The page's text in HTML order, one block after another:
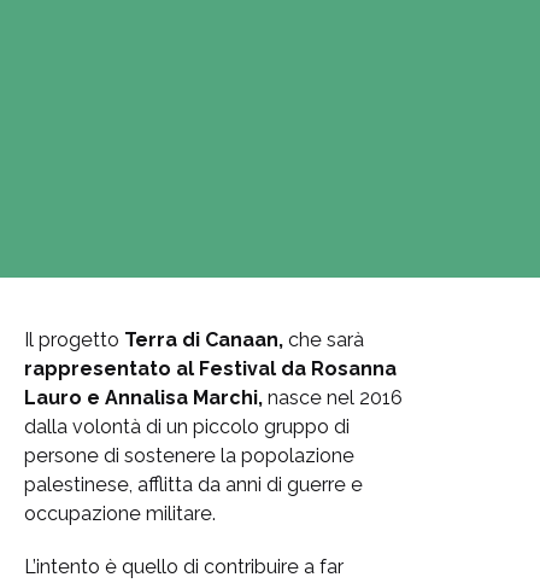
TERRA DI
CANAAN
Il progetto Terra di Canaan, che sarà
rappresentato al Festival da Rosanna
Lauro e Annalisa Marchi, nasce nel 2016
dalla volontà di un piccolo gruppo di
persone di sostenere la popolazione
palestinese, afflitta da anni di guerre e
occupazione militare.
L’intento è quello di contribuire a far